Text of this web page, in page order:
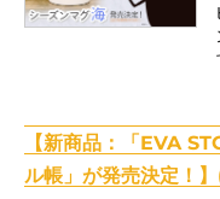
【新商品：「EVA
ル帳」が発売決定！